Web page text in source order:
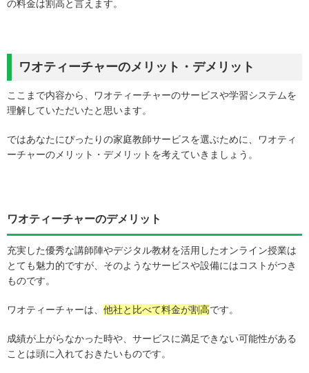
の料金は割高と言えます。
ワオティーチャーのメリット・デメリット
ここまで内容から、ワオティーチャーのサービスや学習システムを
理解していただいたと思います。
ではあなたにぴったりの家庭教師サービスを選ぶために、ワオティ
ーチャーのメリット・デメリットを考えていきましょう。
ワオティーチャーのデメリット
充実した優秀な講師陣やデジタル教材を活用したオンライン授業は
とても魅力的ですが、そのようなサービスや設備にはコストがつき
ものです。
ワオティーチャーは、 他社と比べて料金が割高です。
成績が上がらなかった時や、サービスに満足できない可能性がある
ことは頭に入れておきたいものです。